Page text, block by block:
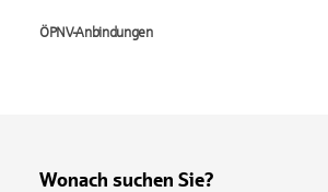
ÖPNV-Anbindungen
Wonach suchen Sie?